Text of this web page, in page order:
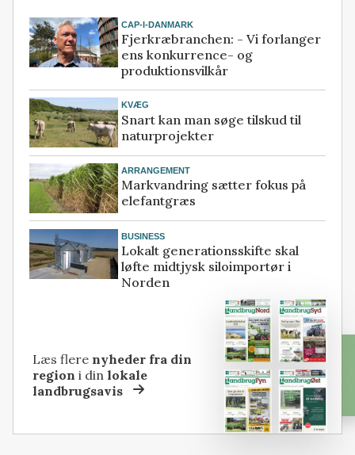
CAP-I-DANMARK
Fjerkræbranchen: - Vi forlanger
ens konkurrence- og
produktionsvilkår
KVÆG
Snart kan man søge tilskud til
naturprojekter
ARRANGEMENT
Markvandring sætter fokus på
elefantgræs
BUSINESS
Lokalt generationsskifte skal
løfte midtjysk siloimportør i
Norden
Læs flere nyheder fra din
region i dinlokale
landbrugsavis